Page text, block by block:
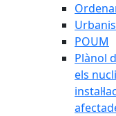
POUM
Plànol
els